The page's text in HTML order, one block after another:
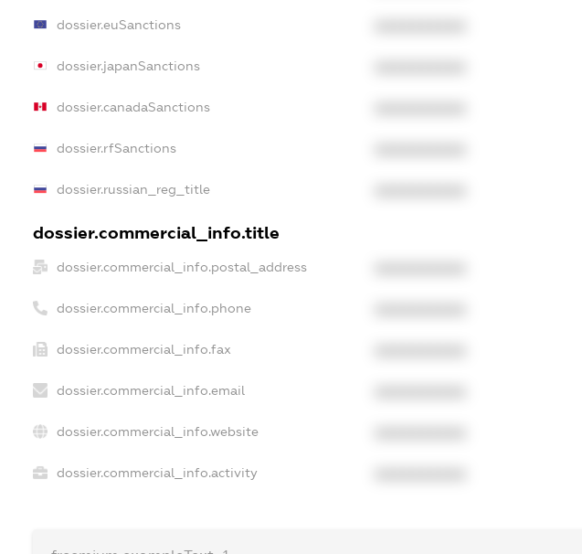
dossier.euSanctions
dossier.japanSanctions
dossier.canadaSanctions
dossier.rfSanctions
dossier.russian_reg_title
dossier.commercial_info.title
dossier.commercial_info.postal_address
dossier.commercial_info.phone
dossier.commercial_info.fax
dossier.commercial_info.email
dossier.commercial_info.website
dossier.commercial_info.activity